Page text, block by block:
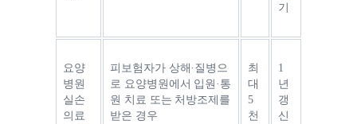
기
요양
병원
실손
의료
피보험자가 상해·질병으
로 요양병원에서 입원·통
원 치료 또는 처방조제를
받은 경우
최
대
5
천
1
년
갱
신